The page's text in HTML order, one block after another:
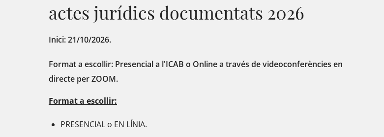
actes jurídics documentats 2026
Inici: 21/10/2026.
Format a escollir: Presencial a l'ICAB o Online a través de videoconferències en
directe per ZOOM.
Format a escollir:
PRESENCIAL o EN LÍNIA.